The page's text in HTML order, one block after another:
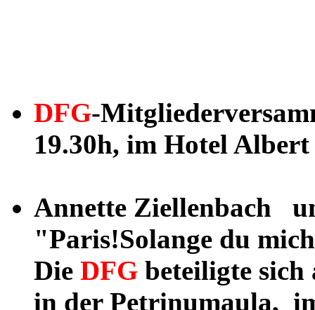
DFG-
19.30h, im Hotel Albert
Annette Ziellenbach
"Paris!Solange du
Die DFG beteiligte sich
in der Petrinumaula,